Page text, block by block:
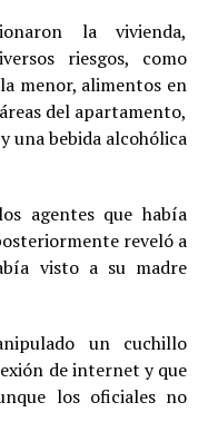
la vivienda,
riesgos, como
menor, alimentos en
del apartamento,
una bebida alcohólica
agentes que había
reveló a
visto a su madre
un cuchillo
de internet y que
los oficiales no